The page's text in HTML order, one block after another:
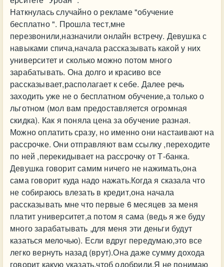
Наткнулась случайно о рекламе "обучение
бесплатно ". Прошла тест,мне
перезвонили,назначили онлайн встречу. Девушка с
навыками спича,начала рассказывать какой у них
университет и сколько можно потом много
зарабатывать. Она долго и красиво все
рассказывает,располагает к себе. Далее речь
заходить уже не о бесплатном обучение,а только о
льготном (мол вам предоставляется огромная
скидка). Как я поняла цена за обучение разная.
Можно оплатить сразу, но именно они настаивают на
рассрочке. Они отправляют вам ссылку ,переходите
по ней ,перекидывает на рассрочку от Т-банка.
Девушка говорит самим ничего не нажимать,она
сама говорит куда надо нажать.Когда я сказала что
не собираюсь влезать в кредит,она начала
рассказывать мне что первые 6 месяцев за меня
платит университет,а потом я сама (ведь я же буду
много зарабатывать ,для меня эти деньги будут
казаться мелочью). Если вдруг передумаю,это все
легко вернуть назад (врут).Она даже сумму дохода
говорит какую указать,чтоб одобрили.Я не понимаю